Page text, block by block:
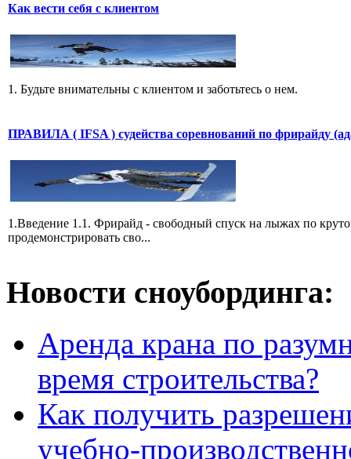
Как вести себя с клиентом
1. Будьте внимательны с клиентом и заботьтесь о нем.
ПРАВИЛА ( IFSA ) судейства соревнований по фрирайду
1.Введение 1.1. Фрирайд - свободный спуск на лыжах по
продемонстрировать сво...
Новости сноубординга:
Аренда крана по
время строительства?
Как получить
учебно-